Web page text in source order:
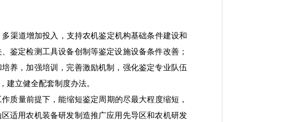
多渠道增加投入，支持农机鉴定机构基础条件建设和
鉴定检测工具设备创制等鉴定设施设备条件改善 ；
养， 加强培训， 完善激励机制，强化鉴定专业队伍
建立健全配套制度办法。
质量前提下，能缩短鉴定周期的尽最大程度缩短，
适用农机装备研发制造推广应用 先导区和农机研发